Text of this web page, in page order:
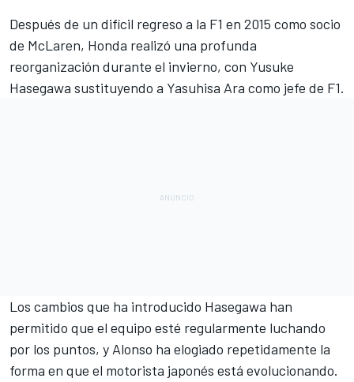
Después de un difícil regreso a la F1 en 2015 como socio
de McLaren, Honda realizó una profunda
reorganización durante el invierno, con Yusuke
Hasegawa sustituyendo a Yasuhisa Ara como jefe de F1.
Los cambios que ha introducido Hasegawa han
permitido que el equipo esté regularmente luchando
por los puntos, y Alonso ha elogiado repetidamente la
forma en que el motorista japonés está evolucionando.